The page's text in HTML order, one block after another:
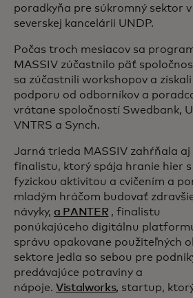
poradkyňa pre súkromný sektor v
severskej kancelárii UNDP.
Počas troch mesiacov sa
MASSIV zúčastnilo päť
sa zúčastnili workshopov a získali
podporu od odborníkov a
vrátane spoločností Swedbank,
VNTRS a Synch.
Jarná trieda MASSIV zahŕňala aj
finalistu, ktorý spája hranie hier s
fyzickou aktivitou a cvičením a
mladým hráčom budovať
návyky, a PANTER , finalistu
ponúkajúceho digitálnu
správu opakovane použiteľných
sektore jedla so sebou pre
predávajúce potraviny a
nápoje. Vistalworks, startup,